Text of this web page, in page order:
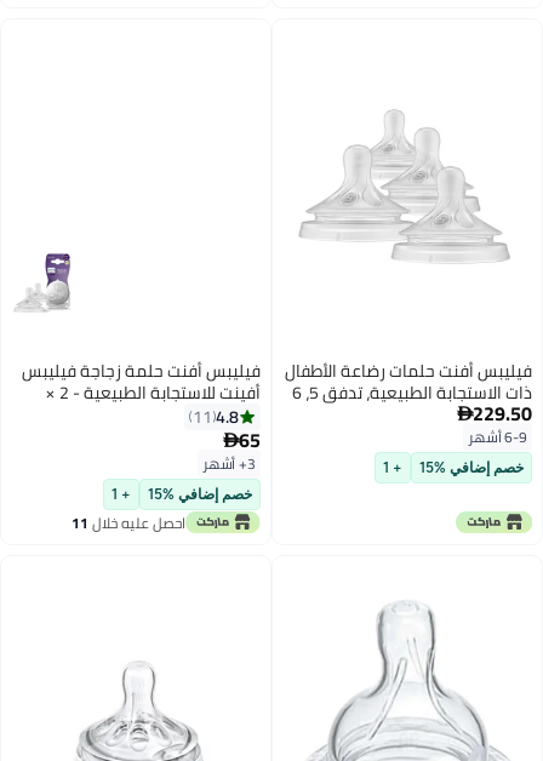
فيليبس أفنت حلمات رضاعة الأطفال
ذات الاستجابة الطبيعية، تدفق 5، 6
4 عبوات
%15
+ 1
فيليبس أفنت حلمة زجاجة فيليبس
أفينت للاستجابة الطبيعية - 2 ×
زجاجة حليب مع 4 حلمات للأطفال من
عمر 3 أشهر فما فوق، خالية من
خصم إضافي %15 + 1
احصل عليه خلال11
اغسطس